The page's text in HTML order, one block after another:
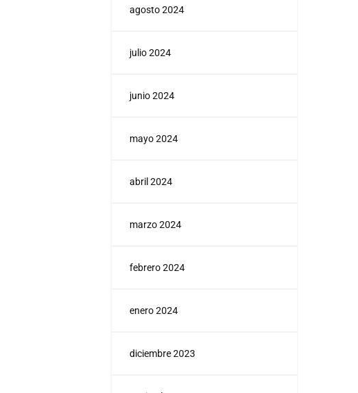
agosto 2024
julio 2024
junio 2024
mayo 2024
abril 2024
marzo 2024
febrero 2024
enero 2024
diciembre 2023